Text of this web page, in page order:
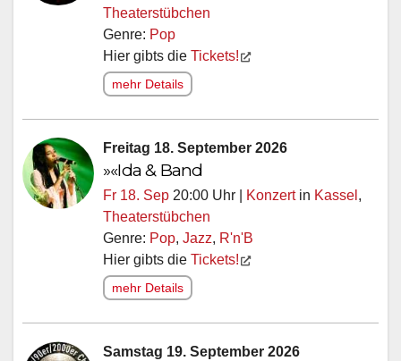
Theaterstübchen
Genre: Pop
Hier gibts die Tickets!
mehr Details
Freitag 18. September 2026
»«Ida & Band
Fr 18. Sep 20:00 Uhr | Konzertin Kassel ,
Theaterstübchen
Genre: Pop, Jazz, R'n'B
Hier gibts die Tickets!
mehr Details
Samstag 19. September 2026